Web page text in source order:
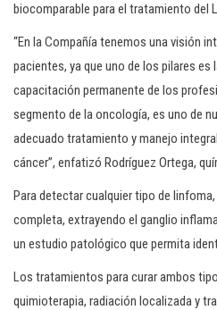
biocomparable para el tratamiento del
“En la Compañía tenemos una visión
pacientes, ya que uno de los pilares
capacitación permanente de los
segmento de la oncología, es uno de
adecuado tratamiento y manejo
cáncer”, enfatizó Rodríguez Ortega,
Para detectar cualquier tipo de
completa, extrayendo el ganglio
un estudio patológico que permita
Los tratamientos para curar ambos
quimioterapia, radiación localizada y